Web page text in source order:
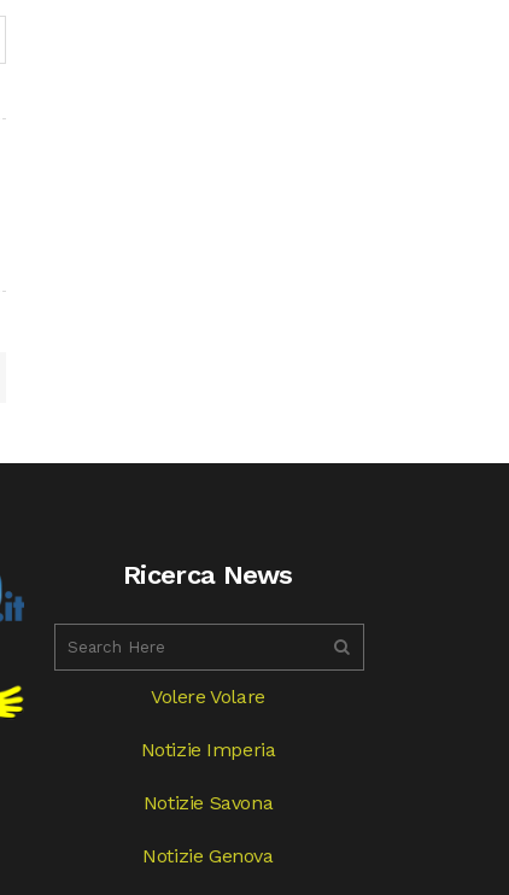
Ricerca News
Volere Volare
Notizie Imperia
Notizie Savona
Notizie Genova